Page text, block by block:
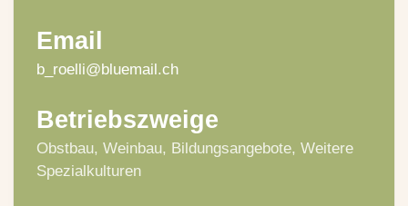
Email
b_roelli@bluemail.ch
Betriebszweige
Obstbau, Weinbau, Bildungsangebote, Weitere
Spezialkulturen